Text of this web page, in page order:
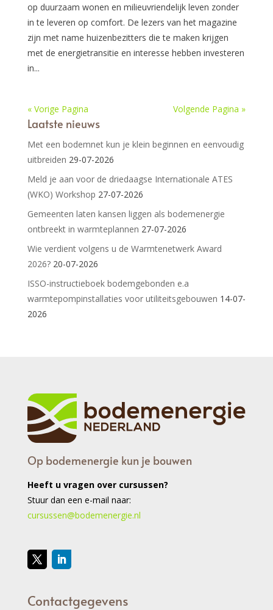
op duurzaam wonen en milieuvriendelijk leven zonder
in te leveren op comfort. De lezers van het magazine
zijn met name huizenbezitters die te maken krijgen
met de energietransitie en interesse hebben investeren
in...
« Vorige Pagina Volgende Pagina »
Laatste nieuws
Met een bodemnet kun je klein beginnen en eenvoudig
uitbreiden 29-07-2026
Meld je aan voor de driedaagse Internationale ATES
(WKO) Workshop 27-07-2026
Gemeenten laten kansen liggen als bodemenergie
ontbreekt in warmteplannen 27-07-2026
Wie verdient volgens u de Warmtenetwerk Award
2026? 20-07-2026
ISSO-instructieboek bodemgebonden e.a
warmtepompinstallaties voor utiliteitsgebouwen 14-07-
2026
Op bodemenergie kun je bouwen
Heeft u vragen over cursussen?
Stuur dan een e-mail naar:
cursussen@bodemenergie.nl
Contactgegevens